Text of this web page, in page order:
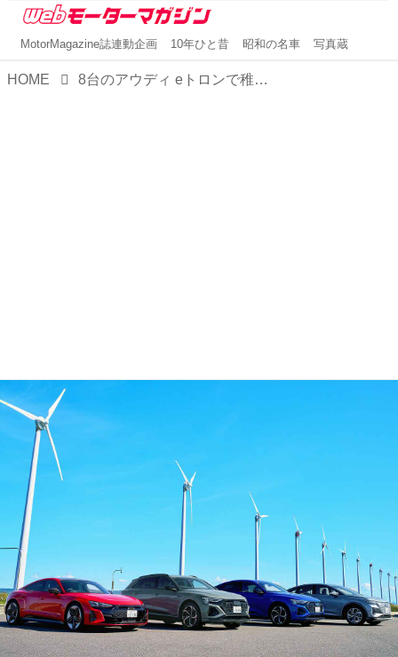
MotorMagazine誌連動企画 10年ひと昔 昭和の名車 写真蔵
HOME 8台のアウディ eトロンで稚内から旭川まで約300kmを巡る「アウディ サステナブル フューチャーツアー 北海道」を開催